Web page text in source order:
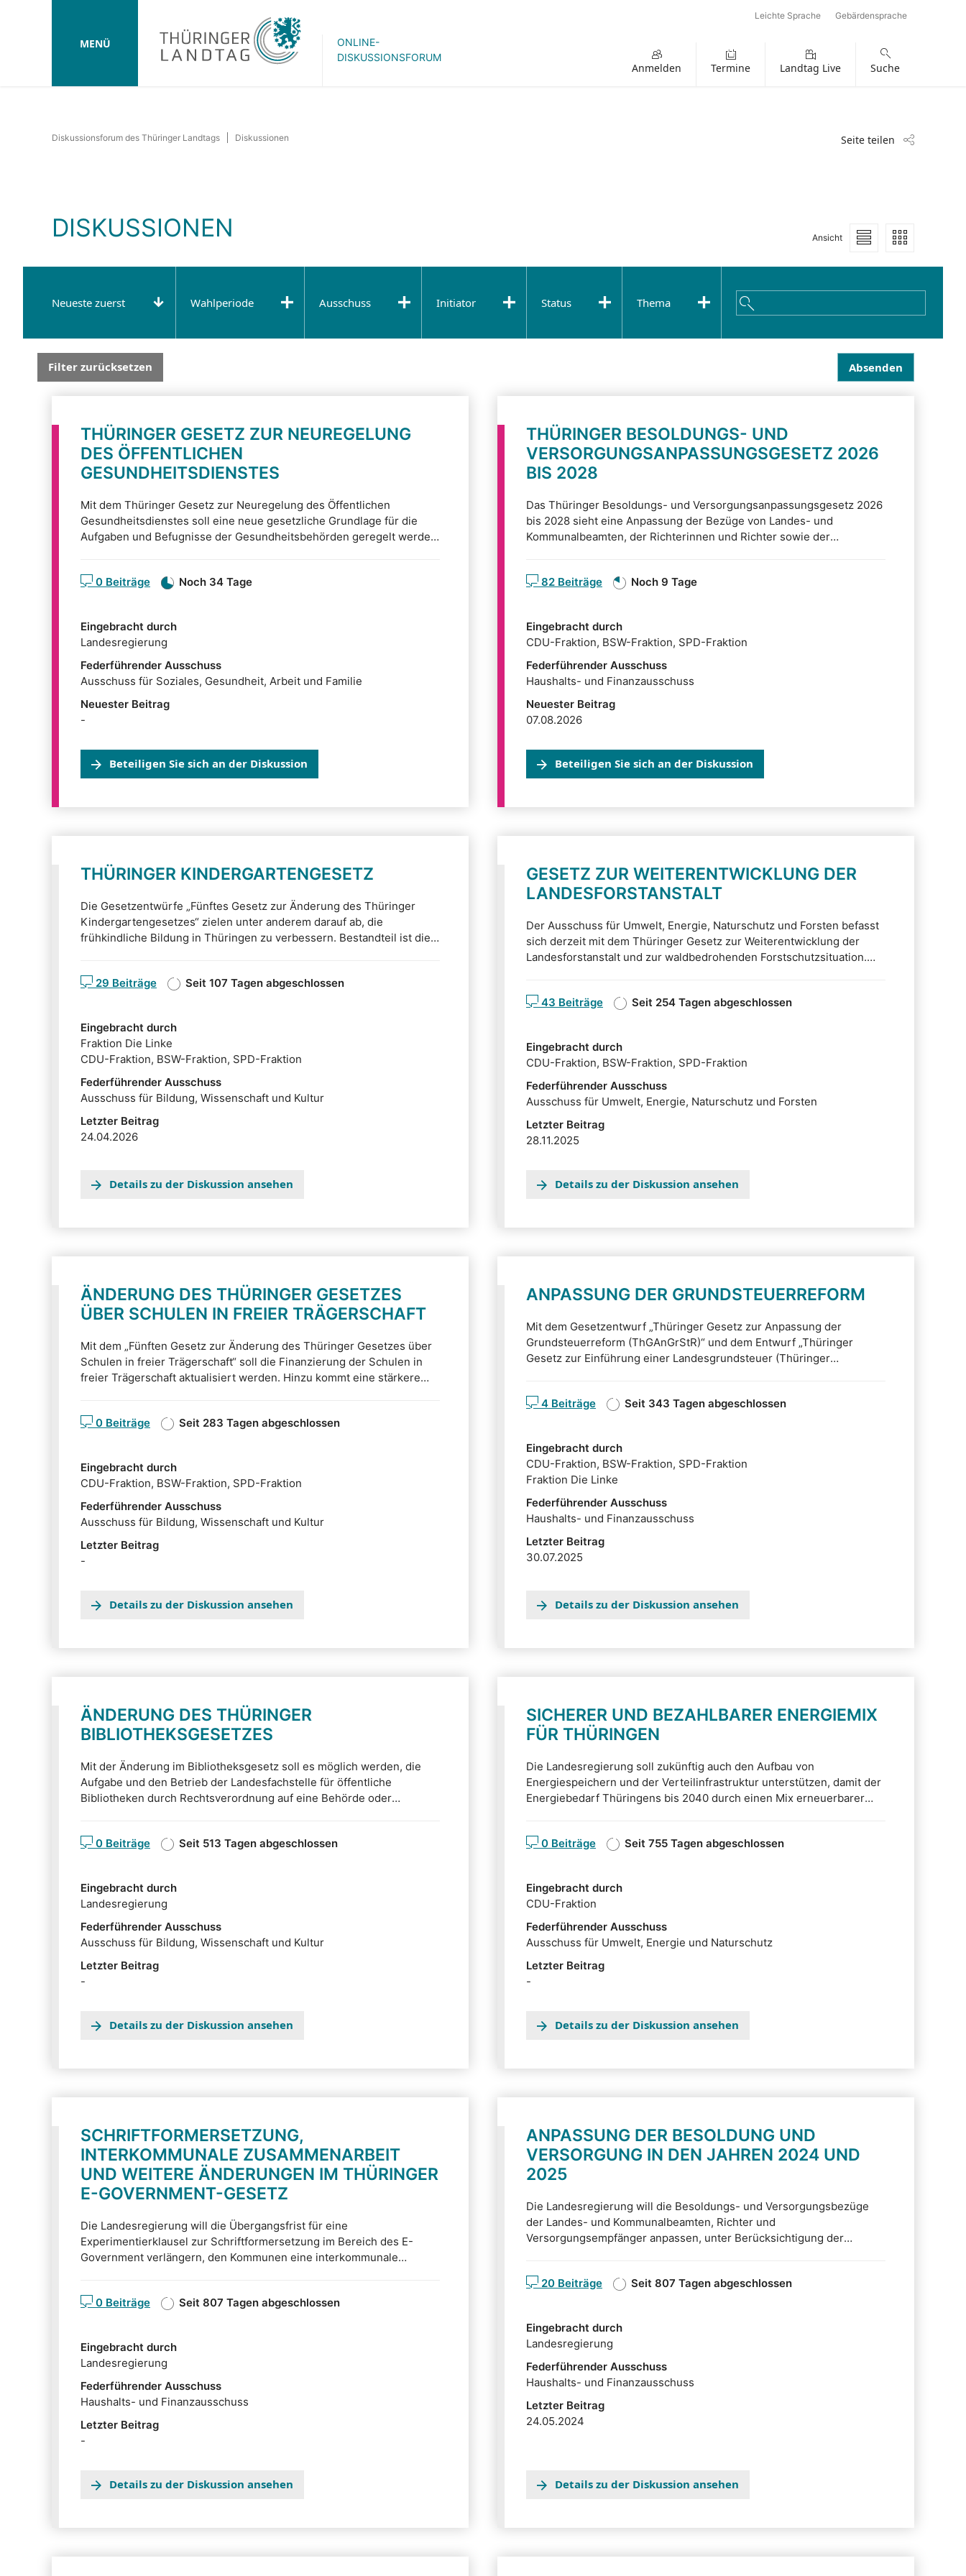
MENÜ
ONLINE-
DISKUSSIONSFORUM
Leichte Sprache Gebärdensprache
Anmelden Termine Landtag Live Suche
Diskussionsforum des Thüringer Landtags Diskussionen Seite teilen
DISKUSSIONEN Ansicht
Darstellung
Liste
Kacheln
Neueste zuerst Wahlperiode Ausschuss Initiator Status Thema
Absenden
Filter zurücksetzen
THÜRINGER GESETZ ZUR NEUREGELUNG
DES ÖFFENTLICHEN
GESUNDHEITSDIENSTES
Mit dem Thüringer Gesetz zur Neuregelung des Öffentlichen
Gesundheitsdienstes soll eine neue gesetzliche Grundlage für die
Aufgaben und Befugnisse der Gesundheitsbehörden geregelt werden.
0 Beiträge Noch 34 Tage
Eingebracht durch
Landesregierung
Federführender Ausschuss
Ausschuss für Soziales, Gesundheit, Arbeit und Familie
Neuester Beitrag
-
Beteiligen Sie sich an der Diskussion
THÜRINGER BESOLDUNGS- UND
VERSORGUNGSANPASSUNGSGESETZ 2026
BIS 2028
Das Thüringer Besoldungs- und Versorgungsanpassungsgesetz 2026
bis 2028 sieht eine Anpassung der Bezüge von Landes- und
Kommunalbeamten, der Richterinnen und Richter sowie der
Beschluss des Bundesverfassungsgerichtes.
82 Beiträge Noch 9 Tage
Eingebracht durch
CDU-Fraktion, BSW-Fraktion, SPD-Fraktion
Federführender Ausschuss
Haushalts- und Finanzausschuss
Neuester Beitrag
07.08.2026
Beteiligen Sie sich an der Diskussion
THÜRINGER KINDERGARTENGESETZ
Die Gesetzentwürfe „Fünftes Gesetz zur Änderung des Thüringer
Kindergartengesetzes“ zielen unter anderem darauf ab, die
frühkindliche Bildung in Thüringen zu verbessern. Bestandteil ist die
29 Beiträge Seit 107 Tagen abgeschlossen
Eingebracht durch
Fraktion Die Linke
CDU-Fraktion, BSW-Fraktion, SPD-Fraktion
Federführender Ausschuss
Ausschuss für Bildung, Wissenschaft und Kultur
Letzter Beitrag
24.04.2026
Details zu der Diskussion ansehen
GESETZ ZUR WEITERENTWICKLUNG DER
LANDESFORSTANSTALT
Der Ausschuss für Umwelt, Energie, Naturschutz und Forsten befasst
sich derzeit mit dem Thüringer Gesetz zur Weiterentwicklung der
Landesforstanstalt und zur waldbedrohenden Forstschutzsituation.
43 Beiträge
Seit 254 Tagen abgeschlossen
Eingebracht durch
CDU-Fraktion, BSW-Fraktion, SPD-Fraktion
Federführender Ausschuss
Ausschuss für Umwelt, Energie, Naturschutz und Forsten
Letzter Beitrag
28.11.2025
Details zu der Diskussion ansehen
ÄNDERUNG DES THÜRINGER GESETZES
ÜBER SCHULEN IN FREIER TRÄGERSCHAFT
Mit dem „Fünften Gesetz zur Änderung des Thüringer Gesetzes über
Schulen in freier Trägerschaft“ soll die Finanzierung der Schulen in
freier Trägerschaft aktualisiert werden. Hinzu kommt eine stärkere
0 Beiträge
Seit 283 Tagen abgeschlossen
Eingebracht durch
CDU-Fraktion, BSW-Fraktion, SPD-Fraktion
Federführender Ausschuss
Ausschuss für Bildung, Wissenschaft und Kultur
Letzter Beitrag
-
Details zu der Diskussion ansehen
ANPASSUNG DER GRUNDSTEUERREFORM
Mit dem Gesetzentwurf „Thüringer Gesetz zur Anpassung der
Grundsteuerreform (ThGAnGrStR)“ und dem Entwurf „Thüringer
Gesetz zur Einführung einer Landesgrundsteuer (Thüringer
zwei Gesetzentwürfe zur Diskussion.
4 Beiträge Seit 343 Tagen abgeschlossen
Eingebracht durch
CDU-Fraktion, BSW-Fraktion, SPD-Fraktion
Fraktion Die Linke
Federführender Ausschuss
Haushalts- und Finanzausschuss
Letzter Beitrag
30.07.2025
Details zu der Diskussion ansehen
ÄNDERUNG DES THÜRINGER
BIBLIOTHEKSGESETZES
Mit der Änderung im Bibliotheksgesetz soll es möglich werden, die
Aufgabe und den Betrieb der Landesfachstelle für öffentliche
Bibliotheken durch Rechtsverordnung auf eine Behörde oder
Fachaufsicht zuständig ist, für die Kosten der Fachstelle aufkommen
kommentieren.
0 Beiträge Seit 513 Tagen abgeschlossen
Eingebracht durch
Landesregierung
Federführender Ausschuss
Ausschuss für Bildung, Wissenschaft und Kultur
Letzter Beitrag
-
Details zu der Diskussion ansehen
SICHERER UND BEZAHLBARER ENERGIEMIX
FÜR THÜRINGEN
Die Landesregierung soll zukünftig auch den Aufbau von
Energiespeichern und der Verteilinfrastruktur unterstützen, damit der
Energiebedarf Thüringens bis 2040 durch einen Mix erneuerbarer
Änderung des Thüringer Klimagesetzes (ThürKlimaG) angestrebt
0 Beiträge Seit 755 Tagen abgeschlossen
Eingebracht durch
CDU-Fraktion
Federführender Ausschuss
Ausschuss für Umwelt, Energie und Naturschutz
Letzter Beitrag
-
Details zu der Diskussion ansehen
SCHRIFTFORMERSETZUNG,
INTERKOMMUNALE ZUSAMMENARBEIT
UND WEITERE ÄNDERUNGEN IM THÜRINGER
E-GOVERNMENT-GESETZ
Die Landesregierung will die Übergangsfrist für eine
Experimentierklausel zur Schriftformersetzung im Bereich des E-
Government verlängern, den Kommunen eine interkommunale
herausnehmen. Dies sieht ihr Gesetzentwurf zur Änderung des
0 Beiträge Seit 807 Tagen abgeschlossen
Eingebracht durch
Landesregierung
Federführender Ausschuss
Haushalts- und Finanzausschuss
Letzter Beitrag
-
Details zu der Diskussion ansehen
ANPASSUNG DER BESOLDUNG UND
VERSORGUNG IN DEN JAHREN 2024 UND
2025
Die Landesregierung will die Besoldungs- und Versorgungsbezüge
der Landes- und Kommunalbeamten, Richter und
Versorgungsempfänger anpassen, unter Berücksichtigung der
Bezüge.
20 Beiträge Seit 807 Tagen abgeschlossen
Eingebracht durch
Landesregierung
Federführender Ausschuss
Haushalts- und Finanzausschuss
Letzter Beitrag
24.05.2024
Details zu der Diskussion ansehen